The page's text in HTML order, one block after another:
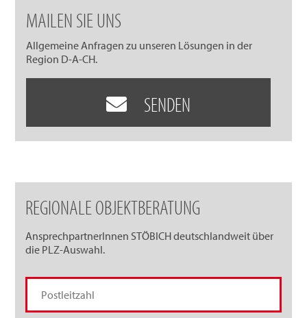
MAILEN SIE UNS
Allgemeine Anfragen zu unseren Lösungen in der
Region D-A-CH.
SENDEN
REGIONALE OBJEKTBERATUNG
AnsprechpartnerInnen STÖBICH deutschlandweit über
die PLZ-Auswahl.